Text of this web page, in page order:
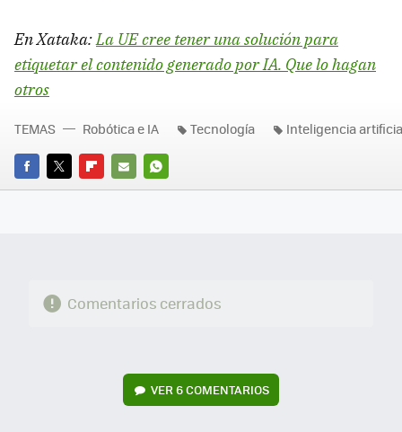
En Xataka:La UE cree tener una solución para
etiquetar el contenido generado por IA. Que lo hagan
otros
FACEBOOK
TWITTERFLIPBOARD
E-
WHATSAPP
TEMAS Robótica e IA Tecnología Inteligencia
Comentarios cerrados
VER6 COMENTARIOS